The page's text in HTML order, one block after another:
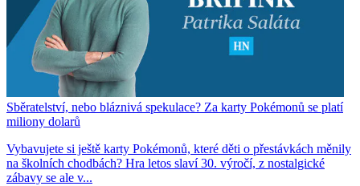
Sběratelství, nebo bláznivá spekulace? Za karty Pokémonů se platí
miliony dolarů
Vybavujete si ještě karty Pokémonů, které děti o přestávkách měnily
na školních chodbách? Hra letos slaví 30. výročí, z nostalgické
zábavy se ale v...